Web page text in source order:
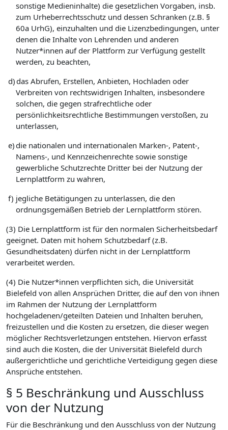
sonstige Medieninhalte) die gesetzlichen Vorgaben, insb.
zum Urheberrechtsschutz und dessen Schranken (z.B. §
60a UrhG), einzuhalten und die Lizenzbedingungen, unter
denen die Inhalte von Lehrenden und anderen
Nutzer*innen auf der Plattform zur Verfügung gestellt
werden, zu beachten,
d)das Abrufen, Erstellen, Anbieten, Hochladen oder
Verbreiten von rechtswidrigen Inhalten, insbesondere
solchen, die gegen strafrechtliche oder
persönlichkeitsrechtliche Bestimmungen verstoßen, zu
unterlassen,
e)die nationalen und internationalen Marken-, Patent-,
Namens-, und Kennzeichenrechte sowie sonstige
gewerbliche Schutzrechte Dritter bei der Nutzung der
Lernplattform zu wahren,
f) jegliche Betätigungen zu unterlassen, die den
ordnungsgemäßen Betrieb der Lernplattform stören.
(3) Die Lernplattform ist für den normalen Sicherheitsbedarf
geeignet. Daten mit hohem Schutzbedarf (z.B.
Gesundheitsdaten) dürfen nicht in der Lernplattform
verarbeitet werden.
(4) Die Nutzer*innen verpflichten sich, die Universität
Bielefeld von allen Ansprüchen Dritter, die auf den von ihnen
im Rahmen der Nutzung der Lernplattform
hochgeladenen/geteilten Dateien und Inhalten beruhen,
freizustellen und die Kosten zu ersetzen, die dieser wegen
möglicher Rechtsverletzungen entstehen. Hiervon erfasst
sind auch die Kosten, die der Universität Bielefeld durch
außergerichtliche und gerichtliche Verteidigung gegen diese
Ansprüche entstehen.
§ 5 Beschränkung und Ausschluss
von der Nutzung
Für die Beschränkung und den Ausschluss von der Nutzung